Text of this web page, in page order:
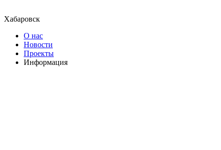
Хабаровск
О нас
Новости
Проекты
Информация